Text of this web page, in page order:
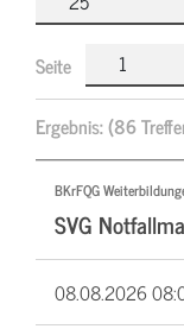
Seite
Ergebnis:(86
BKrFQG
SVG
08.08.2026